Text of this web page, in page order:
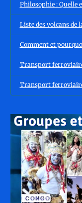
Philosophie : Quelle
Liste des volcans de
Comment et
Transport
Transport